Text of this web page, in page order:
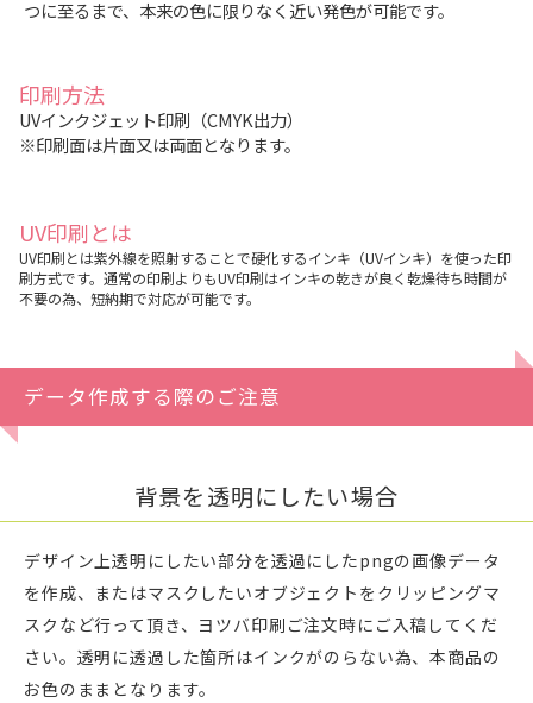
つに至るまで、本来の色に限りなく近い発色が可能です。
印刷方法
UVインクジェット印刷（CMYK出力）
※印刷面は片面又は両面となります。
UV印刷とは
UV印刷とは紫外線を照射することで硬化するインキ（UVインキ）を使った印
刷方式です。通常の印刷よりもUV印刷はインキの乾きが良く乾燥待ち時間が
不要の為、短納期で対応が可能です。
データ作成する際のご注意
背景を透明にしたい場合
デザイン上透明にしたい部分を透過にしたpngの画像データ
を作成、またはマスクしたいオブジェクトをクリッピングマ
スクなど行って頂き、ヨツバ印刷ご注文時にご入稿してくだ
さい。透明に透過した箇所はインクがのらない為、本商品の
お色のままとなります。